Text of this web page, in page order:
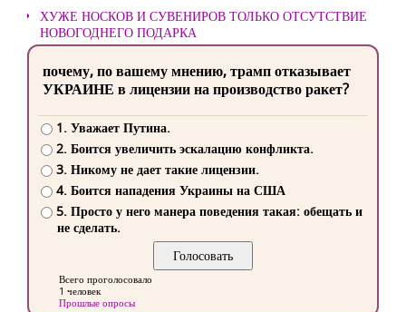
ХУЖЕ НОСКОВ И СУВЕНИРОВ ТОЛЬКО ОТСУТСТВИЕ
НОВОГОДНЕГО ПОДАРКА
почему, по вашему мнению, трамп отказывает
УКРАИНЕ в лицензии на производство ракет?
1. Уважает Путина.
2. Боится увеличить эскалацию конфликта.
3. Никому не дает такие лицензии.
4. Боится нападения Украины на США
5. Просто у него манера поведения такая: обещать и
не сделать.
Всего проголосовало
1 человек
Прошлые опросы